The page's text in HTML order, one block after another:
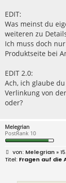
EDIT:
Was meinst du
weiteren zu
Ich muss doch
Produktseite bei
EDIT 2.0:
Ach, ich glaube
Verlinkung von
oder?
Melegrian
PostRank 10
B
e
Melegrian »
Fragen auf die